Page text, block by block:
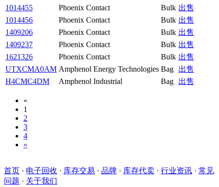
1014455
Phoenix Contact Bulk 出售
1014456
Phoenix Contact Bulk 出售
1409206
Phoenix Contact Bulk 出售
1409237
Phoenix Contact Bulk 出售
1621326
Phoenix Contact Bulk 出售
UTXCMA0AM Amphenol Energy Technologies Bag
出售
H4CMC4DM
Amphenol Industrial Bag 出售
«
1
2
3
4
»
首页 · 电子回收 · 库存交易 · 品牌 · 库存代卖 · 行业资讯 · 常见
问题 · 关于我们